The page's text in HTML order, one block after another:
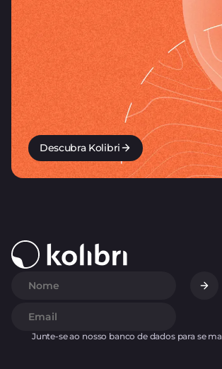
Descubra Kolibri
Junte-se ao nosso banco de dados para se